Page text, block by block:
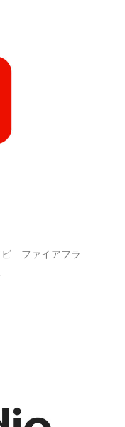
ファイアフラ